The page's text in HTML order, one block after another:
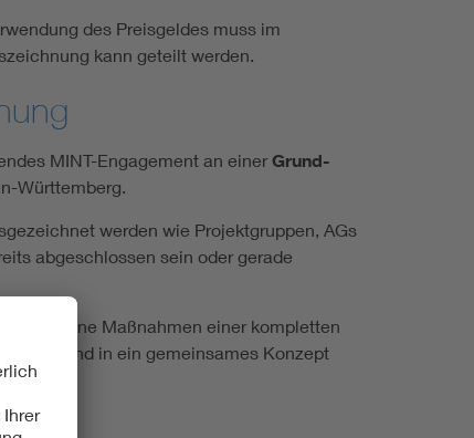
des Preisgeldes muss im
kann geteilt werden.
MINT-Engagement an einerGrund-
Württemberg.
werden wie Projektgruppen, AGs
abgeschlossen sein oder gerade
Maßnahmen einer kompletten
und in ein gemeinsames Konzept